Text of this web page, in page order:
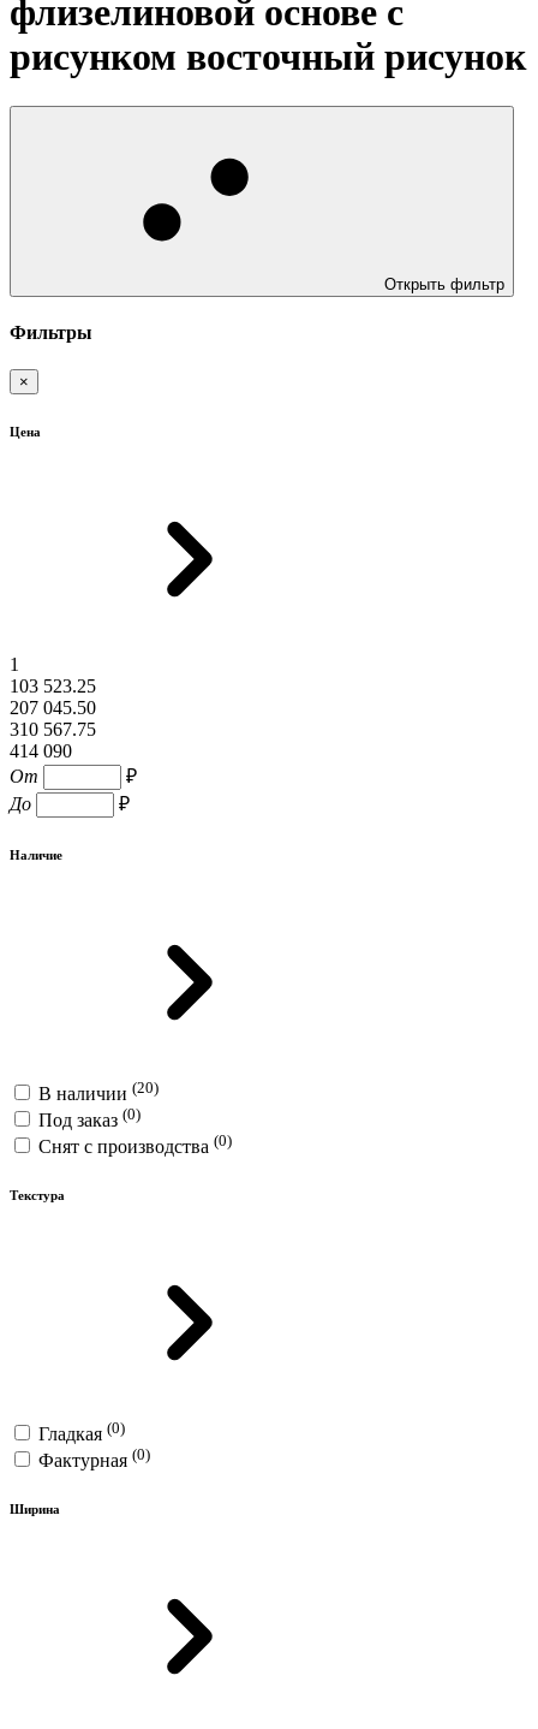
флизелиновой основе с
рисунком восточный рисунок
Открыть фильтр
Фильтры
×
Цена
1
103 523.25
207 045.50
310 567.75
414 090
От
₽
До
₽
Наличие
В наличии (20)
Под заказ (0)
Снят с производства (0)
Текстура
Гладкая (0)
Фактурная (0)
Ширина